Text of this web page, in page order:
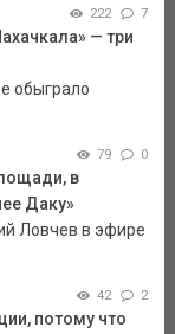
222 7
— три
обыграло
79 0
в
Даку»
Ловчев в эфире
42 2
потому что